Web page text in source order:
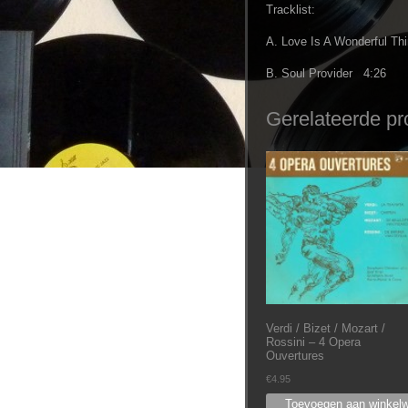
Tracklist:
A. Love Is A Wonderful
B. Soul Provider 4:26
Gerelateerde
Verdi / Bizet / Mozart /
Rossini ‎– 4 Opera
Ouvertures
€4.95
Toevoegen aan